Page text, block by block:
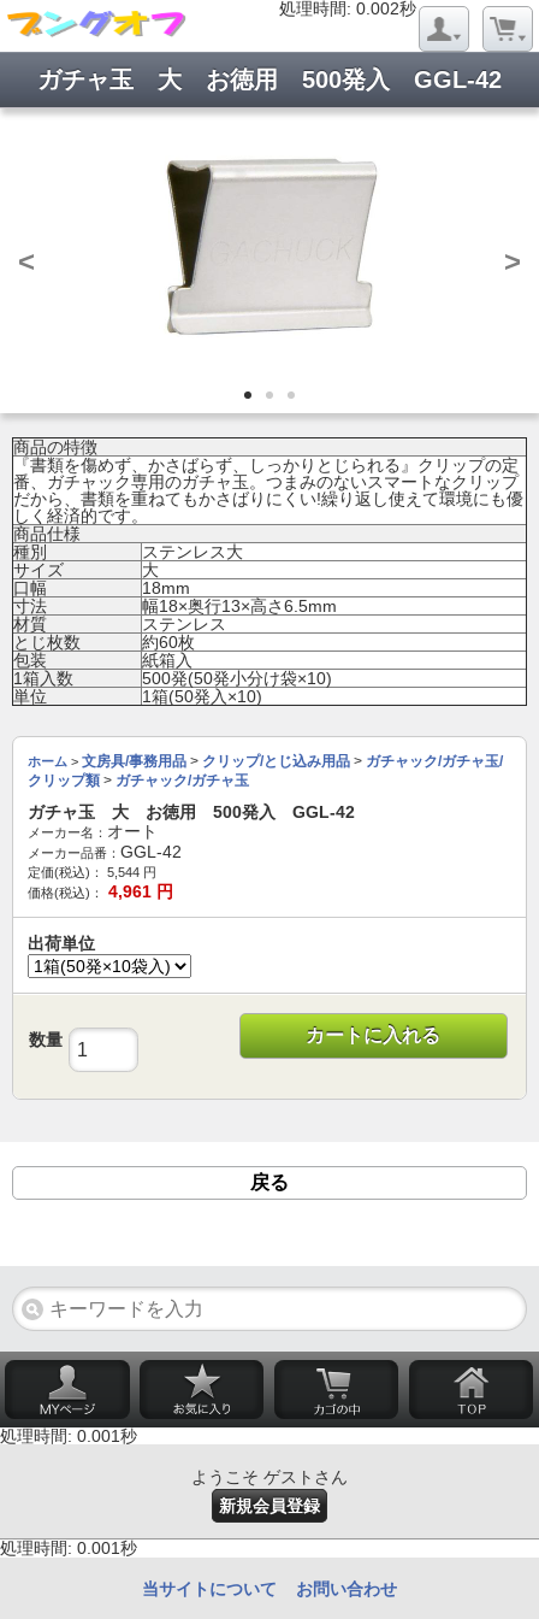
処理時間: 0.002秒
ガチャ玉 大 お徳用 500発入 GGL-42
< >
商品の特徴
『書類を傷めず、かさばらず、しっかりとじられる』クリップの定
番、ガチャック専用のガチャ玉。つまみのないスマートなクリップ
だから、書類を重ねてもかさばりにくい!繰り返し使えて環境にも優
しく経済的です。
商品仕様
種別
ステンレス大
サイズ
大
口幅
18mm
寸法
幅18×奥行13×高さ6.5mm
材質
ステンレス
とじ枚数
約60枚
包装
紙箱入
1箱入数
500発(50発小分け袋×10)
単位
1箱(50発入×10)
ホーム > 文房具/事務用品 > クリップ/とじ込み用品 > ガチャック/ガチャ玉/
クリップ類 > ガチャック/ガチャ玉
ガチャ玉 大 お徳用 500発入 GGL-42
メーカー名： オート
メーカー品番： GGL-42
定価(税込)： 5,544 円
価格(税込)：
4,961 円
出荷単位
数量 カートに入れる
戻る
処理時間: 0.001秒
ようこそ ゲストさん
新規会員登録
処理時間: 0.001秒
当サイトについて お問い合わせ
処理時間: 0.019秒